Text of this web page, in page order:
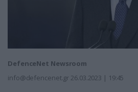
DefenceNet Newsroom
info@defencenet.gr 26.03.2023 | 19:45